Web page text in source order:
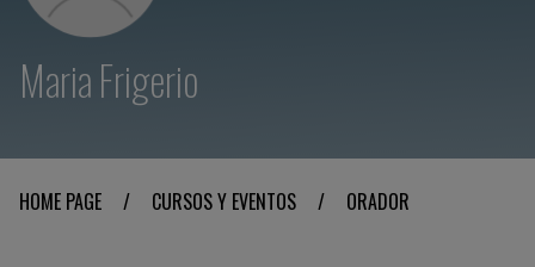
Maria Frigerio
HOME PAGE / CURSOS Y EVENTOS / ORADOR